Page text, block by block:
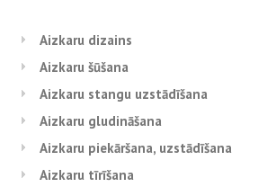
Aizkaru dizains
Aizkaru šūšana
Aizkaru stangu uzstādīšana
Aizkaru gludināšana
Aizkaru piekāršana, uzstādīšana
Aizkaru tīrīšana